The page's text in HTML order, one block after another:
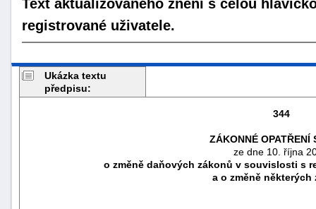
Text aktualizovaného znění s celou
registrované uživatele.
Ukázka textu
předpisu:
344
ZÁKONNÉ OPATŘENÍ
ze dne 10. října
o změně daňových zákonů v souvislosti s
a o změně některých